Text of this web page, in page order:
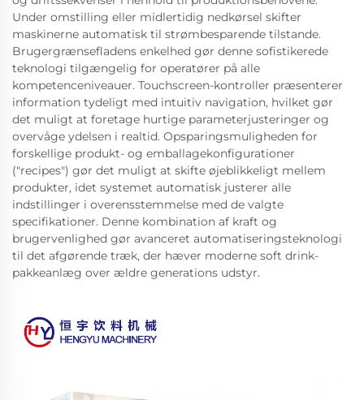
Under omstilling eller midlertidig nedkørsel skifter
maskinerne automatisk til strømbesparende tilstande.
Brugergrænsefladens enkelhed gør denne sofistikerede
teknologi tilgængelig for operatører på alle
kompetenceniveauer. Touchscreen-kontroller præsenterer
information tydeligt med intuitiv navigation, hvilket gør
det muligt at foretage hurtige parameterjusteringer og
overvåge ydelsen i realtid. Opsparingsmuligheden for
forskellige produkt- og emballagekonfigurationer
("recipes") gør det muligt at skifte øjeblikkeligt mellem
produkter, idet systemet automatisk justerer alle
indstillinger i overensstemmelse med de valgte
specifikationer. Denne kombination af kraft og
brugervenlighed gør avanceret automatiseringsteknologi
til det afgørende træk, der hæver moderne soft drink-
pakkeanlæg over ældre generations udstyr.